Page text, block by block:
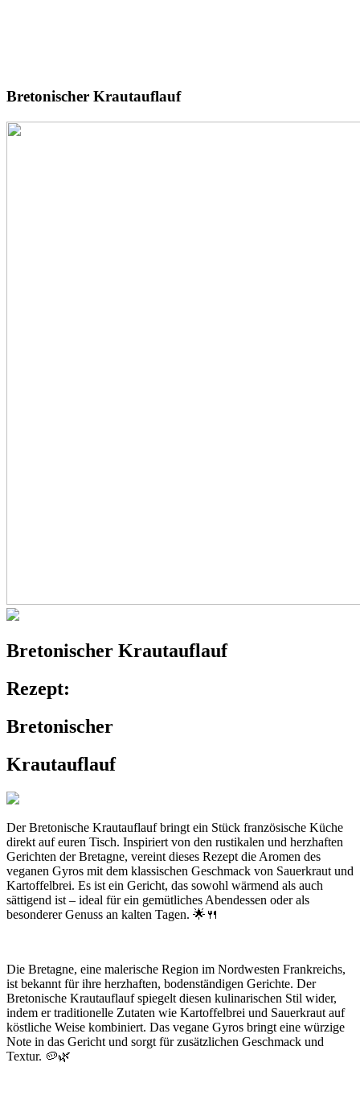
Bretonischer Krautauflauf
Bretonischer Krautauflauf
Rezept:
Bretonischer
Krautauflauf
Der Bretonische Krautauflauf bringt ein Stück französische Küche
direkt auf euren Tisch. Inspiriert von den rustikalen und herzhaften
Gerichten der Bretagne, vereint dieses Rezept die Aromen des
veganen Gyros mit dem klassischen Geschmack von Sauerkraut und
Kartoffelbrei. Es ist ein Gericht, das sowohl wärmend als auch
sättigend ist – ideal für ein gemütliches Abendessen oder als
besonderer Genuss an kalten Tagen. 🌟🍴
Die Bretagne, eine malerische Region im Nordwesten Frankreichs,
ist bekannt für ihre herzhaften, bodenständigen Gerichte. Der
Bretonische Krautauflauf spiegelt diesen kulinarischen Stil wider,
indem er traditionelle Zutaten wie Kartoffelbrei und Sauerkraut auf
köstliche Weise kombiniert. Das vegane Gyros bringt eine würzige
Note in das Gericht und sorgt für zusätzlichen Geschmack und
Textur. 🥔🌿